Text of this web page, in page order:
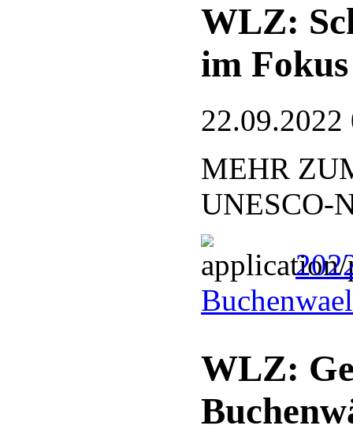
WLZ:
im Fokus
22.09.2022
MEHR
UNESCO-
WLZ: